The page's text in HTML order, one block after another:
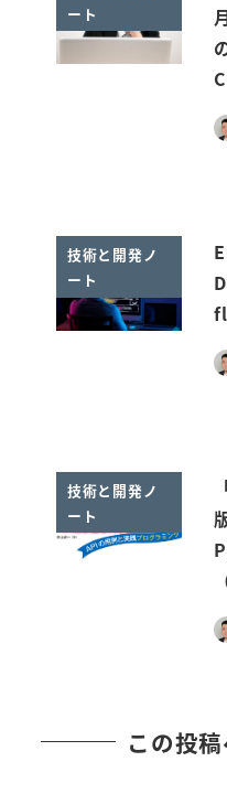
ート
技術と開発ノ
ート
技術と開発ノ
ート
この投